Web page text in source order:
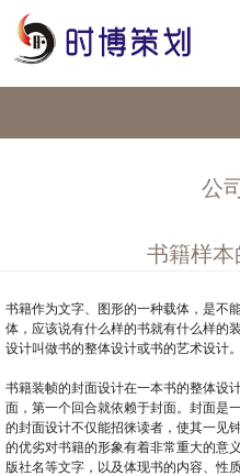
公
书籍样
书籍作为文字、图形的一种载体，是不
体，应该说有什么样的书就有什么样的
设计叫做书的整体设计或书的艺术设计。
书籍装帧的封面设计在一本书的整体设
面，第一个回合就依赖于封面。封面是
的封面设计不仅能招徕读者，使其一见
的优劣对书籍的形象有着非常重大的意
版社名等文字，以及体现书的内容、性